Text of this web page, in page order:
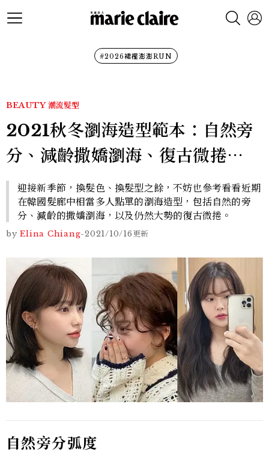
#2026裙襬澎澎RUN
BEAUTY 潮流髮型
2021秋冬瀏海造型範本：自然旁
分、減齡撒嬌瀏海、復古微捲⋯
迎接新季節，換髮色、換髮型之餘，不妨也參考看看近期
在韓國髮廊中相當多人點單的瀏海造型，包括自然的旁
分、減齡的撒嬌瀏海，以及仍然大勢的復古微捲。
by Elina Chiang-2021/10/16更新
自然旁分弧度